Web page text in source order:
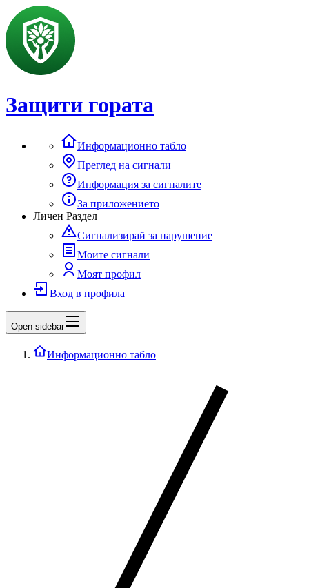
Защити гората
Информационно табло
Преглед на сигнали
Информация за сигналите
За приложението
Личен Раздел
Сигнализирай за нарушение
Моите сигнали
Моят профил
Вход в профила
Open sidebar
Информационно табло